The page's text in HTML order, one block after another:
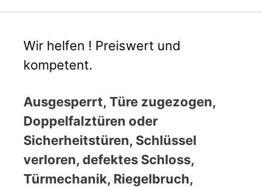
Wir helfen ! Preiswert und
kompetent.
Ausgesperrt, Türe zugezogen,
Doppelfalztüren oder
Sicherheitstüren, Schlüssel
verloren, defektes Schloss,
Türmechanik, Riegelbruch,